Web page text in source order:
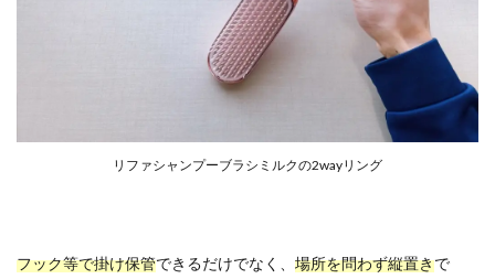
リファシャンプーブラシミルクの2wayリング
フック等で掛け保管できるだけでなく、 場所を問わず縦置きで